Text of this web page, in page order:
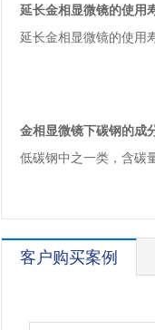
延长金相显微镜的使用
延长金相显微镜的使用
金相显微镜下碳钢的成
低碳钢中之一类，含碳
客户购买案例